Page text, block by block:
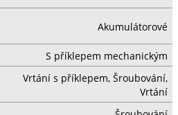
Akumulátorové
S příklepem mechanickým
Vrtání s příklepem, Šroubování,
Vrtání